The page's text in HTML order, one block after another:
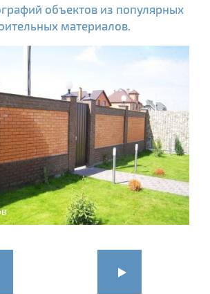
объектов из популярных
материалов.